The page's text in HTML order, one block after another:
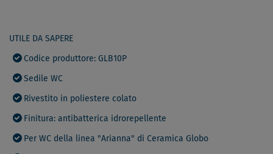
UTILE DA SAPERE
Codice produttore: GLB10P
Sedile WC
Rivestito in poliestere colato
Finitura: antibatterica idrorepellente
Per WC della linea "Arianna" di Ceramica Globo